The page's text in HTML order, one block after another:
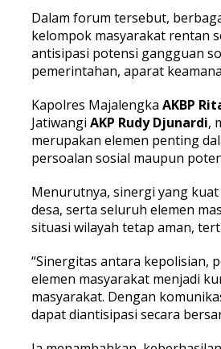
i
H
a
i
i
M
o
e
L
a
n
a
T
e
r
Dalam forum tersebut,
kelompok masyarakat rentan
antisipasi potensi gangguan
pemerintahan, aparat
Kapolres Majalengka AKBP
Jatiwangi AKP Rudy Djunardi,
merupakan elemen penting
persoalan sosial maupun
Menurutnya, sinergi yang
desa, serta seluruh elemen
situasi wilayah tetap aman,
“Sinergitas antara kepolisian,
elemen masyarakat menjadi
masyarakat. Dengan
dapat diantisipasi secara